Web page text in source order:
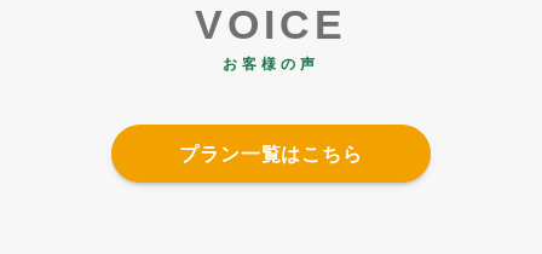
VOICE
お客様の声
プラン一覧はこちら